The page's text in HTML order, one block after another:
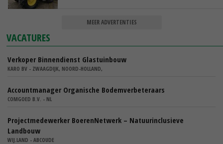
MEER ADVERTENTIES
VACATURES
Verkoper Binnendienst Glastuinbouw
KARO BV - ZWAAGDIJK, NOORD-HOLLAND,
Accountmanager Organische Bodemverbeteraars
COMGOED B.V. - NL
Projectmedewerker BoerenNetwerk – Natuurinclusieve
Landbouw
WIJ.LAND - ABCOUDE